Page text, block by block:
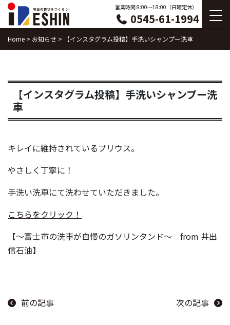
Skip
content
営業時間 8:00〜18:00（日曜定休）
0545-61-1994
Home > お知らせ > 【インスタグラム投稿】手洗いシャンプー洗車
【インスタグラム投稿】手洗いシャンプー洗
車
キレイに維持されているプリウス。
やさしく丁寧に！
手洗い洗車にて洗わせていただきました。
こちらをクリック！
【～富士市の洗車が自慢のガソリンタンド～ from 井出
信石油】
前の記事 次の記事